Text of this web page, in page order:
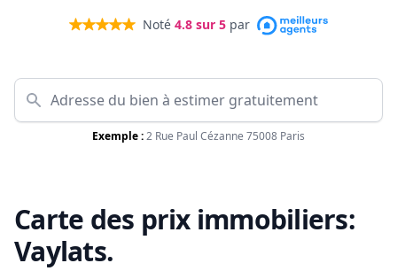
Noté 4.8 sur 5 par
Exemple :2 Rue Paul Cézanne 75008 Paris
Carte des prix immobiliers:
Vaylats.